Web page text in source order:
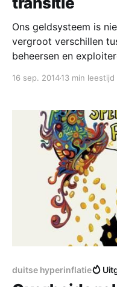
Ons geldsysteem is
vergroot verschillen
beheersen en
geld in handen krijgt
is schaars
16 sep. 201413 min leestijd
duitse hyperinflatie